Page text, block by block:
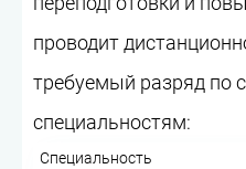
проводит
требуемый разряд по
специальностям:
Специальность